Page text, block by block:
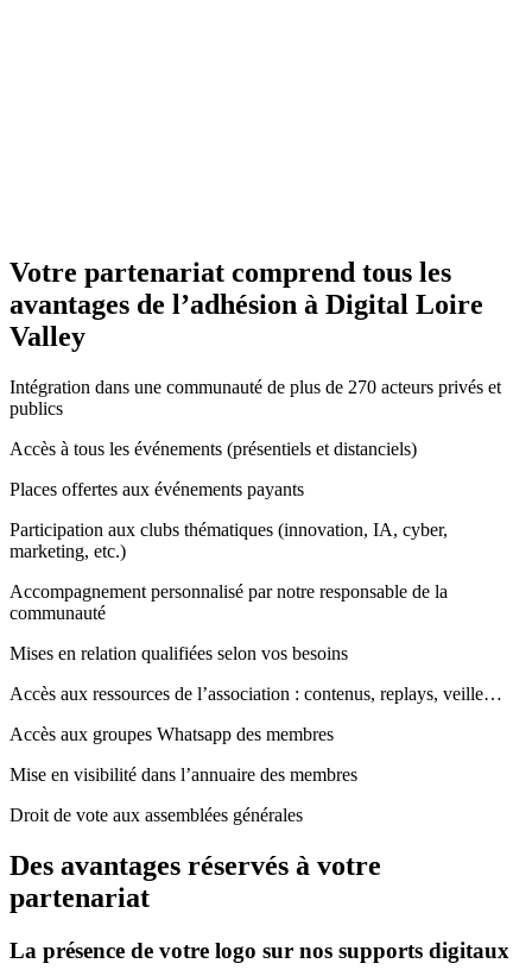
Votre partenariat comprend tous les
avantages de l’adhésion à Digital Loire
Valley
Intégration dans une communauté de plus de 270 acteurs privés et
publics
Accès à tous les événements (présentiels et distanciels)
Places offertes aux événements payants
Participation aux clubs thématiques (innovation, IA, cyber,
marketing, etc.)
Accompagnement personnalisé par notre responsable de la
communauté
Mises en relation qualifiées selon vos besoins
Accès aux ressources de l’association : contenus, replays, veille…
Accès aux groupes Whatsapp des membres
Mise en visibilité dans l’annuaire des membres
Droit de vote aux assemblées générales
Des avantages réservés à votre
partenariat
La présence de votre logo sur nos supports digitaux